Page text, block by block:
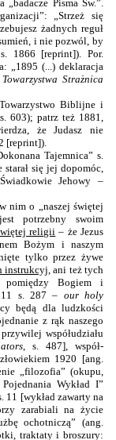
Pisma Św.”.
„Strzeż się
żadnych reguł
i nie pozwól, by
1866 [reprint]). Por.
„1895 (...) deklaracja
Strażnica
Biblijne i
603); patrz też 1881,
że Judasz nie
[reprint]).
Tajemnica” s.
się jej dopomóc,
Jehowy –
nim o „naszej świętej
potrzebny swoim
religii – że Jezus
Bożym i naszym
tylko przez żywe
instrukcyj, ani też tych
pomiędzy Bogiem i
s. 287 – our holy
będą dla ludzkości
z rąk naszego
współudziału
, s. 487], współ-
1920 [ang.
„filozofia” (okupu,
Wykład I”
11 [wykład zawarty na
zarabiali na życie
ochotniczą” (ang.
traktaty i broszury: